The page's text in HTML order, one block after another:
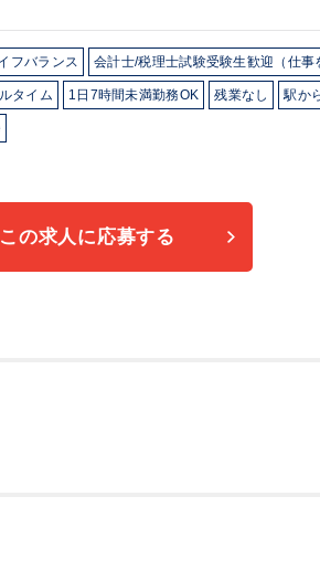
フバランス 会計士/税理士試験受験生歓迎（仕事
タイム 1日7時間未満勤務OK 残業なし 駅か
この求人に応募する